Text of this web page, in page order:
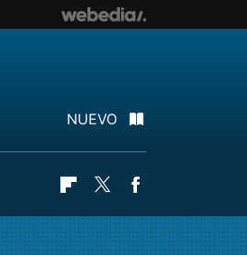
NUEVO
Flipboard
Twitter